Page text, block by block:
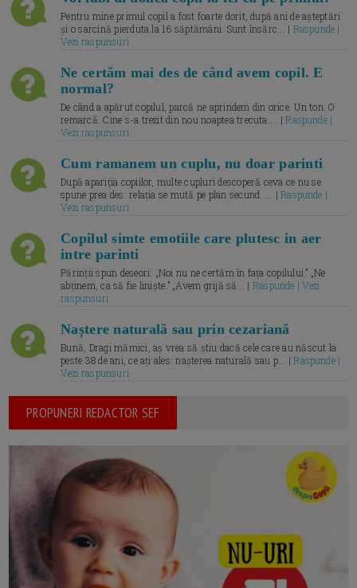
Pentru mine primul copil a fost foarte dorit, după ani de așteptări
și o sarcină pierduta la 16 săptămâni. Sunt însărc... | Raspunde |
Vezi raspunsuri
Ne certăm mai des de când avem copil. E
normal?
De când a apărut copilul, parcă ne aprindem din orice. Un ton. O
remarcă. Cine s-a trezit din nou noaptea trecuta.... |Raspunde |
Vezi raspunsuri
Cum ramanem un cuplu, nu doar parinti
După apariția copiilor, multe cupluri descoperă ceva ce nu se
spune prea des: relația se mută pe plan secund. ... |Raspunde |
Vezi raspunsuri
Copilul simte emotiile care plutesc in aer
intre parinti
Părinții spun deseori: „Noi nu ne certăm în fața copilului.” „Ne
abținem, ca să fie liniște.” „Avem grijă să... | Raspunde | Vezi
raspunsuri
Naștere naturală sau prin cezariană
Bună, Dragi mămici, aș vrea să știu dacă cele care au născut la
peste 38 de ani, ce ați ales: nașterea naturală sau p... |Raspunde |
Vezi raspunsuri
PROPUNERI REDACTOR SEF